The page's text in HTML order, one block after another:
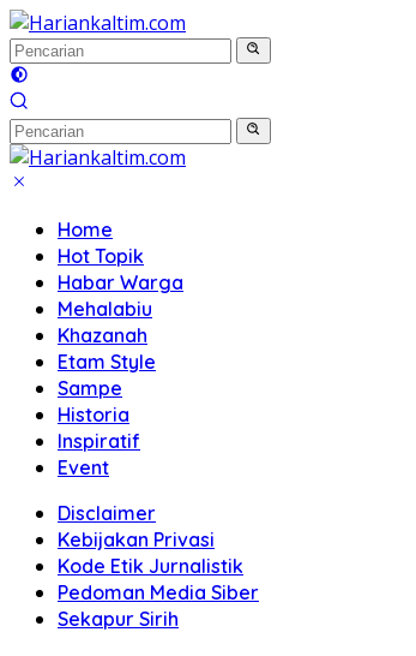
Langsung
ke
konten
Home
Hot Topik
Habar Warga
Mehalabiu
Khazanah
Etam Style
Sampe
Historia
Inspiratif
Event
Disclaimer
Kebijakan Privasi
Kode Etik Jurnalistik
Pedoman Media Siber
Sekapur Sirih